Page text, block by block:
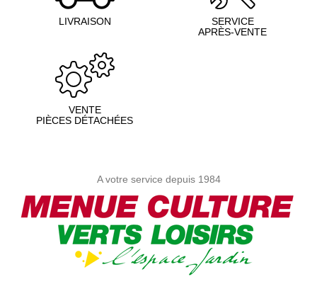
LIVRAISON
SERVICE
APRÈS-VENTE
VENTE
PIÈCES DÉTACHÉES
A votre service depuis 1984